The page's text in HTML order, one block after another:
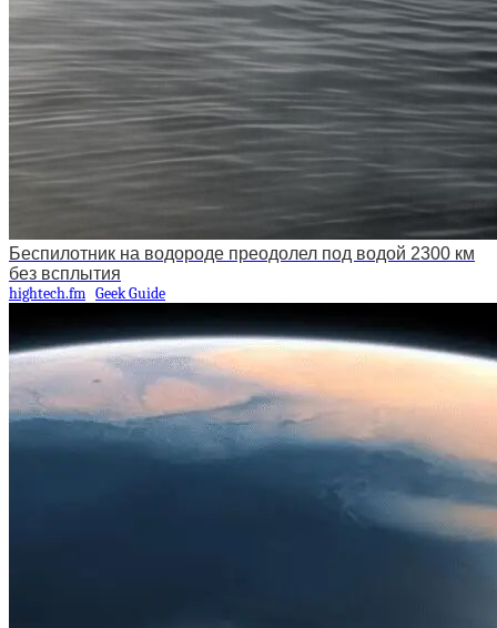
Беспилотник на водороде преодолел под водой 2300 км
без всплытия
hightech.fm Geek Guide